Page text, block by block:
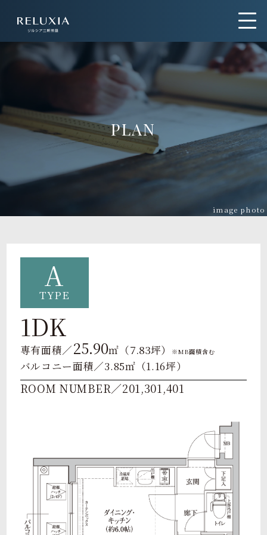
トップ ロケーション
デザイン
間取り 設備仕様
ブランド
PLAN
image photo
A
TYPE
1DK
専有面積／25.90㎡（7.83坪） ※MB面積含む
バルコニー面積／3.85㎡（1.16坪）
ROOM NUMBER／201,301,401